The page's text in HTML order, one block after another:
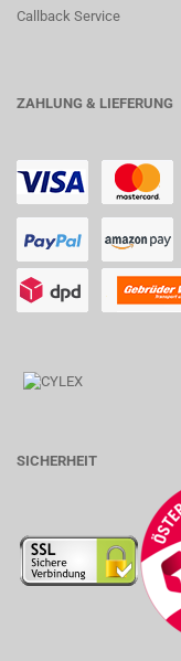
Callback Service
ZAHLUNG & LIEFERUNG
SICHERHEIT